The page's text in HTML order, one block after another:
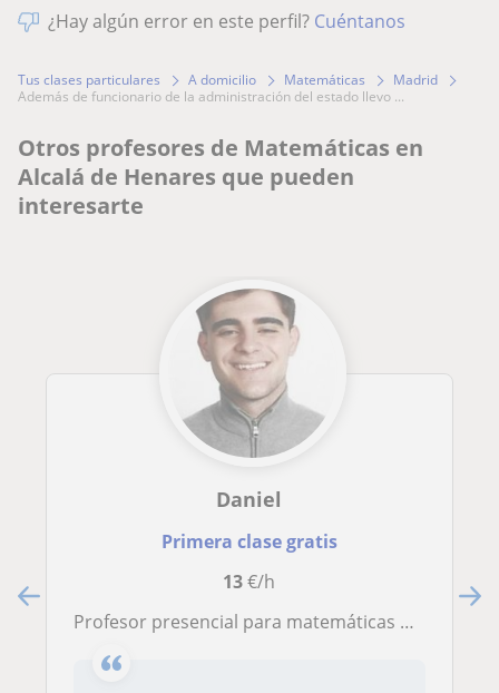
¿Hay algún error en este perfil? Cuéntanos
Tus clases particulares A domicilio Matemáticas
Madrid
además de funcionario de la administración del estado llevo ...
Otros profesores de Matemáticas en
Alcalá de Henares que pueden
interesarte
Daniel
Primera clase gratis
13€/h
Profesor presencial para matemáticas nivel bachillerato eso y primaria